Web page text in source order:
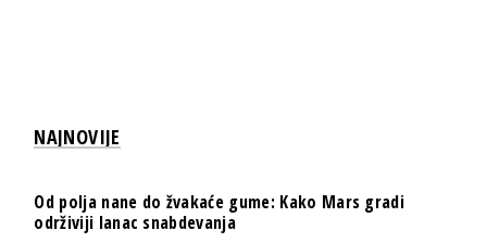
NAJNOVIJE
Od polja nane do žvakaće gume: Kako Mars gradi
održiviji lanac snabdevanja